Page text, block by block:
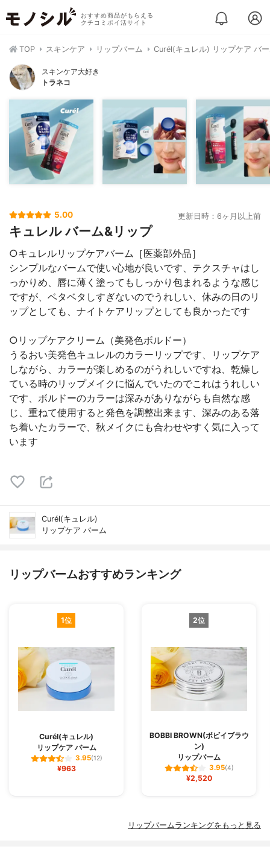
おすすめ商品がもらえる
クチコミポイ活サイト
TOP スキンケア リップバーム Curél(キュレル) リップケア バ
スキンケア大好き
トラネコ
5.00 更新日時：6ヶ月以上前
キュレル バーム&リップ
○キュレルリップケアバーム［医薬部外品］
シンプルなバームで使い心地が良いです、テクスチャはし
っかりめ、唇に薄く塗ってもしっかり包まれるような感じ
ですが、ベタベタしすぎないのでうれしい、休みの日のリ
ップとしても、ナイトケアリップとしても良かったです
○リップケアクリーム（美発色ボルドー）
うるおい美発色キュレルのカラーリップです、リップケア
しながら、カラーが楽しめるのがうれしいですね、乾燥し
ている時のリップメイクに悩んでいたのでこれはうれしい
です、ボルドーのカラーは深みがありながらも自然な感
じ、重ねて使用すると発色を調整出来ます、深みのある落
ち着いたカラーで、秋メイクにも合わせやすく気に入って
います
Curél(キュレル)
リップケア バーム
リップバームおすすめランキング
1位
Curél(キュレル)
リップケア バーム
3.95(12)
¥963
2位
BOBBI BROWN(ボビイブラウ
ン)
リップバーム
3.95(4)
¥2,520
リップバームランキングをもっと見る